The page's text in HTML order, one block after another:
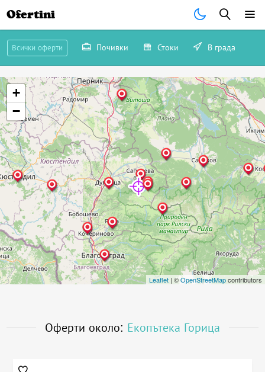
Ofertini
Всички оферти Почивки Стоки В града
+
−
Leaflet | ©OpenStreetMapcontributors
Оферти около: Екопътека Горица